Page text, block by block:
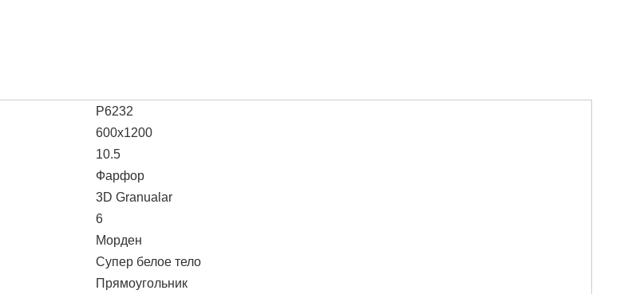
P6232
600x1200
10.5
Фарфор
3D Granualar
6
Морден
Супер белое тело
Прямоугольник